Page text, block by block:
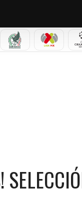
2026
SELECCIÓNLIGA MX